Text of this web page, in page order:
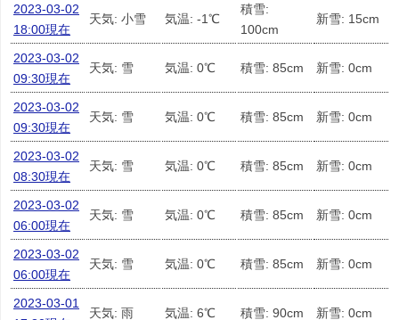
2023-03-02
18:00現在
天気: 小雪 気温: -1℃
積雪:
100cm
新雪: 15cm
2023-03-02
09:30現在
天気: 雪 気温: 0℃ 積雪: 85cm 新雪: 0cm
2023-03-02
09:30現在
天気: 雪 気温: 0℃ 積雪: 85cm 新雪: 0cm
2023-03-02
08:30現在
天気: 雪 気温: 0℃ 積雪: 85cm 新雪: 0cm
2023-03-02
06:00現在
天気: 雪 気温: 0℃ 積雪: 85cm 新雪: 0cm
2023-03-02
06:00現在
天気: 雪 気温: 0℃ 積雪: 85cm 新雪: 0cm
2023-03-01
天気: 雨 気温: 6℃ 積雪: 90cm 新雪: 0cm